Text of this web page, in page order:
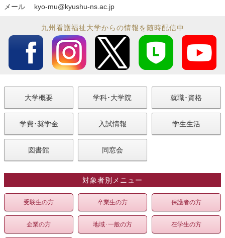
メール kyo-mu@kyushu-ns.ac.jp
九州看護福祉大学からの情報を随時配信中
大学概要 学科･大学院 就職･資格
学費･奨学金 入試情報 学生生活
図書館 同窓会
対象者別メニュー
受験生の方 卒業生の方 保護者の方
企業の方 地域･一般の方 在学生の方